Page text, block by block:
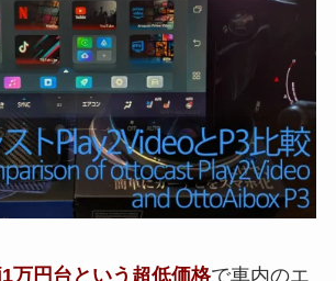
万円台という超低価格で車内のエ